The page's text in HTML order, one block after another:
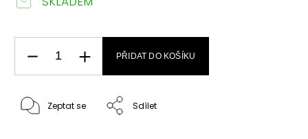
PŘIDAT DO KOŠÍKU
Zeptat se Sdílet